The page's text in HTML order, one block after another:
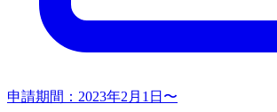
申請期間： 2023年2月1日〜